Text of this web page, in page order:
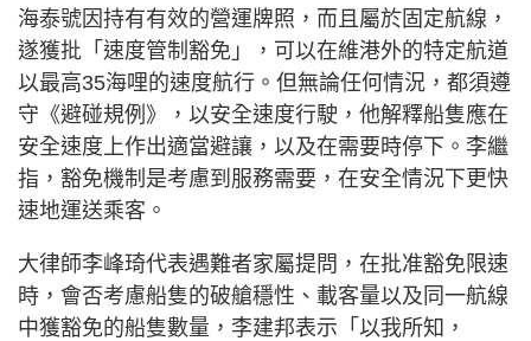
海泰號因持有有效的營運牌照，而且屬於固定航線，
遂獲批「速度管制豁免」，可以在維港外的特定航道
以最高35海哩的速度航行。但無論任何情況，都須遵
守《避碰規例》，以安全速度行駛，他解釋船隻應在
安全速度上作出適當避讓，以及在需要時停下。李繼
指，豁免機制是考慮到服務需要，在安全情況下更快
速地運送乘客。
大律師李峰琦代表遇難者家屬提問，在批准豁免限速
時，會否考慮船隻的破艙穩性、載客量以及同一航線
中獲豁免的船隻數量，李建邦表示「以我所知，